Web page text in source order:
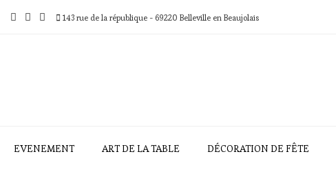
143 rue de la république - 69220 Belleville en Beaujolais
EVENEMENT ART DE LA TABLE DÉCORATION DE FÊTE